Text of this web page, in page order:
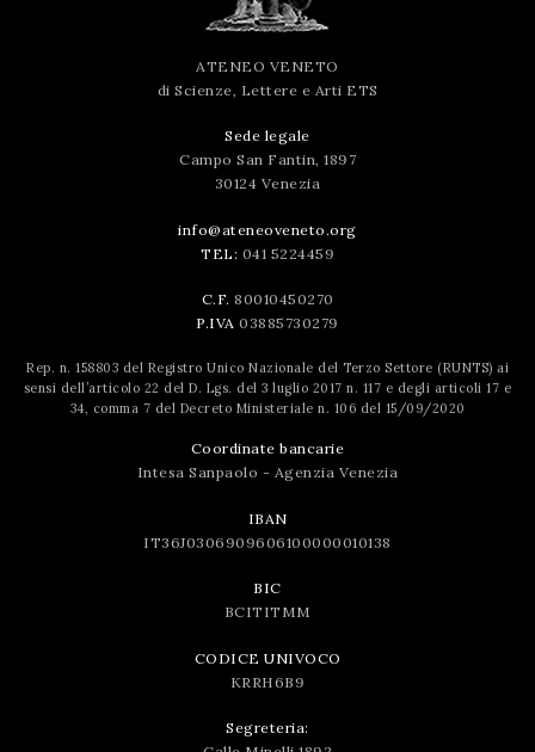
ATENEO VENETO
di Scienze, Lettere e Arti ETS
Sede legale
Campo San Fantin, 1897
30124 Venezia
info@ateneoveneto.org
TEL: 041 5224459
C.F. 80010450270
P.IVA 03885730279
Rep. n. 158803 del Registro Unico Nazionale del Terzo Settore (RUNTS) ai
sensi dell’articolo 22 del D. Lgs. del 3 luglio 2017 n. 117 e degli articoli 17 e
34, comma 7 del Decreto Ministeriale n. 106 del 15/09/2020
Coordinate bancarie
Intesa Sanpaolo - Agenzia Venezia
IBAN
IT36J0306909606100000010138
BIC
BCITITMM
CODICE UNIVOCO
KRRH6B9
Segreteria: